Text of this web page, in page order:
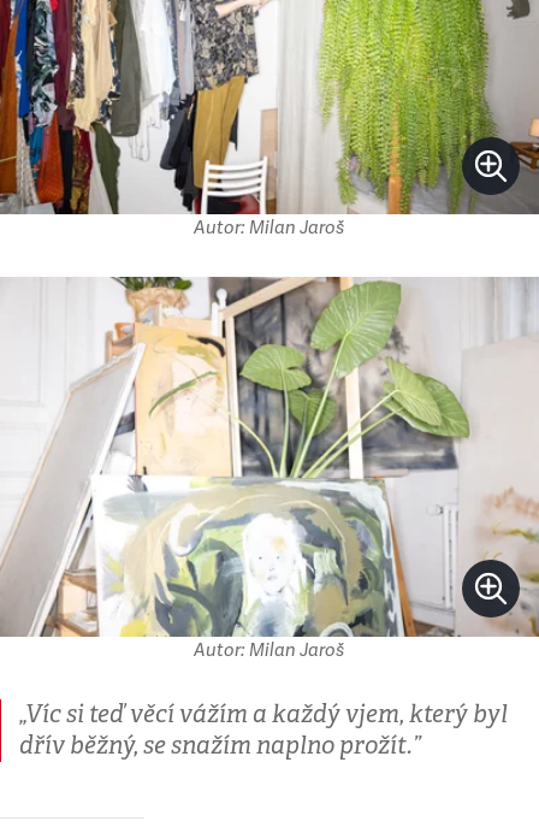
Autor: Milan Jaroš
Autor: Milan Jaroš
„Víc si teď věcí vážím a každý vjem, který byl
dřív běžný, se snažím naplno prožít.”